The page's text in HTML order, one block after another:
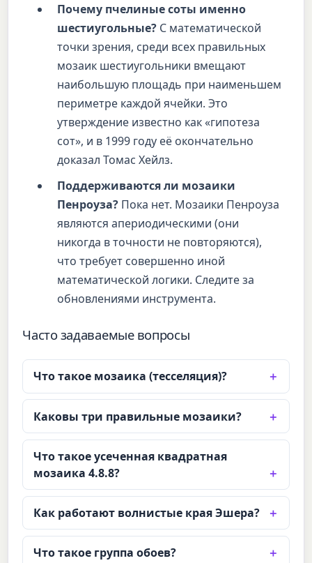
Почему пчелиные соты именно
шестиугольные? С математической
точки зрения, среди всех правильных
мозаик шестиугольники вмещают
наибольшую площадь при наименьшем
периметре каждой ячейки. Это
утверждение известно как «гипотеза
сот», и в 1999 году её окончательно
доказал Томас Хейлз.
Поддерживаются ли мозаики
Пенроуза? Пока нет. Мозаики Пенроуза
являются апериодическими (они
никогда в точности не повторяются),
что требует совершенно иной
математической логики. Следите за
обновлениями инструмента.
Часто задаваемые вопросы
Что такое мозаика (тесселяция)?
Каковы три правильные мозаики?
Что такое усеченная квадратная
мозаика 4.8.8?
Как работают волнистые края Эшера?
Что такое группа обоев?